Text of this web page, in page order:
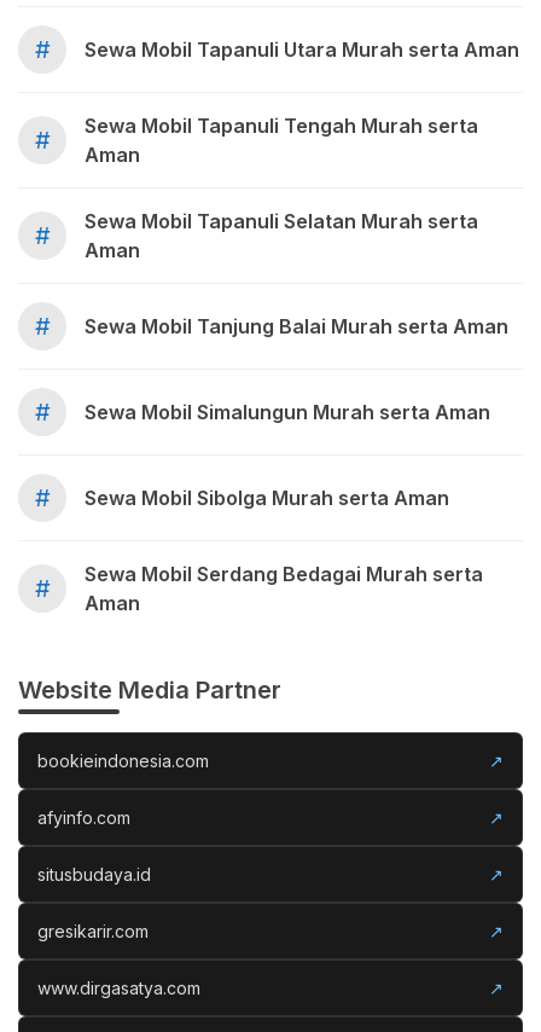
# Sewa Mobil Tapanuli Utara Murah serta Aman
#
Sewa Mobil Tapanuli Tengah Murah serta
Aman
#
Sewa Mobil Tapanuli Selatan Murah serta
Aman
# Sewa Mobil Tanjung Balai Murah serta Aman
# Sewa Mobil Simalungun Murah serta Aman
# Sewa Mobil Sibolga Murah serta Aman
#
Sewa Mobil Serdang Bedagai Murah serta
Aman
Website Media Partner
bookieindonesia.com ↗
afyinfo.com ↗
situsbudaya.id ↗
gresikarir.com ↗
www.dirgasatya.com ↗